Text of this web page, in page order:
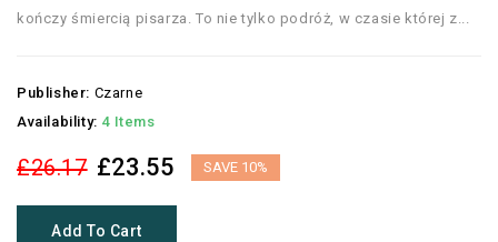
kończy śmiercią pisarza. To nie tylko podróż, w czasie której z...
Publisher: Czarne
Availability: 4 Items
£26.17 £23.55 SAVE 10%
Add To Cart